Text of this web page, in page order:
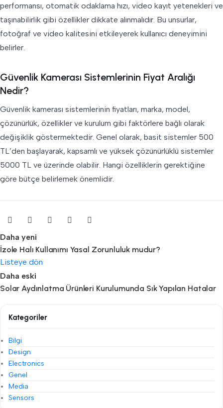
performansı, otomatik odaklama hızı, video kayıt yetenekleri ve
taşınabilirlik gibi özellikler dikkate alınmalıdır. Bu unsurlar,
fotoğraf ve video kalitesini etkileyerek kullanıcı deneyimini
belirler.
Güvenlik Kamerası Sistemlerinin Fiyat Aralığı
Nedir?
Güvenlik kamerası sistemlerinin fiyatları, marka, model,
çözünürlük, özellikler ve kurulum gibi faktörlere bağlı olarak
değişiklik göstermektedir. Genel olarak, basit sistemler 500
TL’den başlayarak, kapsamlı ve yüksek çözünürlüklü sistemler
5000 TL ve üzerinde olabilir. Hangi özelliklerin gerektiğine
göre bütçe belirlemek önemlidir.
Daha yeni
İzole Halı Kullanımı Yasal Zorunluluk mudur?
Listeye dön
Daha eski
Solar Aydınlatma Ürünleri Kurulumunda Sık Yapılan Hatalar
Kategoriler
Bilgi
Design
Electronics
Genel
Media
Sensors